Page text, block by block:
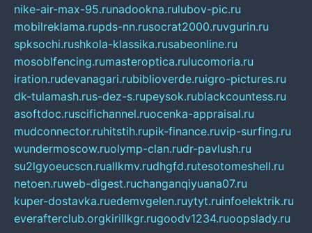
nike-air-max-95.runadookna.rulubov-pic.ru
mobilreklama.rupds-nn.rusocrat2000.ruvgurin.ru
spksochi.rushkola-klassika.rusabeonline.ru
mosoblfencing.rumasteroptica.rulucomoria.ru
iration.rudevanagari.rubiblioverde.ruigro-pictures.ru
dk-tulamash.rus-dez-s.rupeysok.rublackcountess.ru
asoftdoc.ruscifichannel.ruocenka-appraisal.ru
mudconnector.ruhitstih.rupik-finance.ruvip-surfing.ru
wundermoscow.ruolymp-clan.rudr-pavlush.ru
su2lgyoeucscn.ruallkmv.rudhgfd.rutesotomeshell.ru
netoen.ruweb-digest.ruchanganqiyuana07.ru
kuper-dostavka.ruedemvgelen.ruytyt.ruinfoelektrik.ru
everafterclub.orgkirillkgr.rugoodv1234.ruoopslady.ru